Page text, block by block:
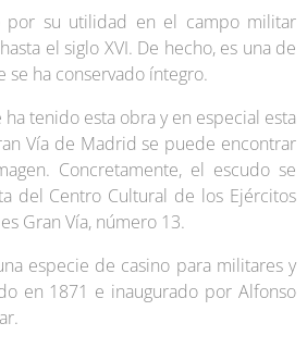
por su utilidad en el campo militar
el siglo XVI. De hecho, es una de
se ha conservado íntegro.
ha tenido esta obra y en especial esta
Vía de Madrid se puede encontrar
Concretamente, el escudo se
del Centro Cultural de los Ejércitos
Gran Vía, número 13.
especie de casino para militares y
en 1871 e inaugurado por Alfonso